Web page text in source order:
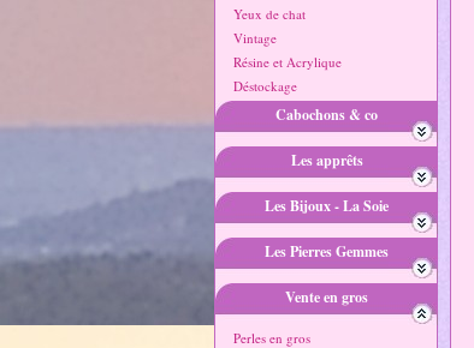
Yeux de chat
Vintage
Résine et Acrylique
Déstockage
Cabochons & co
Les apprêts
Les Bijoux - La Soie
Les Pierres Gemmes
Vente en gros
Perles en gros